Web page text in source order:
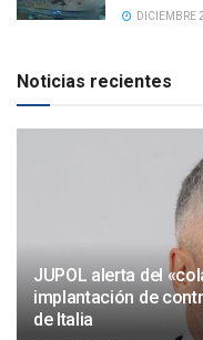
DICIEMBRE
Noticias recientes
JUPOL alerta del
implantación de
de Italia